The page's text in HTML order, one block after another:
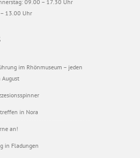
09.00 – 17.30 Uhr
13.00 Uhr
im Rhönmuseum – jeden
August
in Nora
an!
in Fladungen